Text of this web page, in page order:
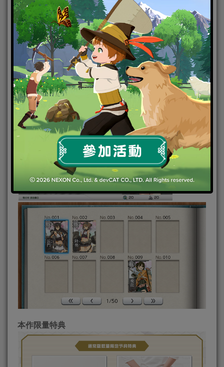
破等各式插圖，也可在此處聽到艦娘們的語音。此外
還有繼承自原作並改良的新使用者介面。
本作限量特典